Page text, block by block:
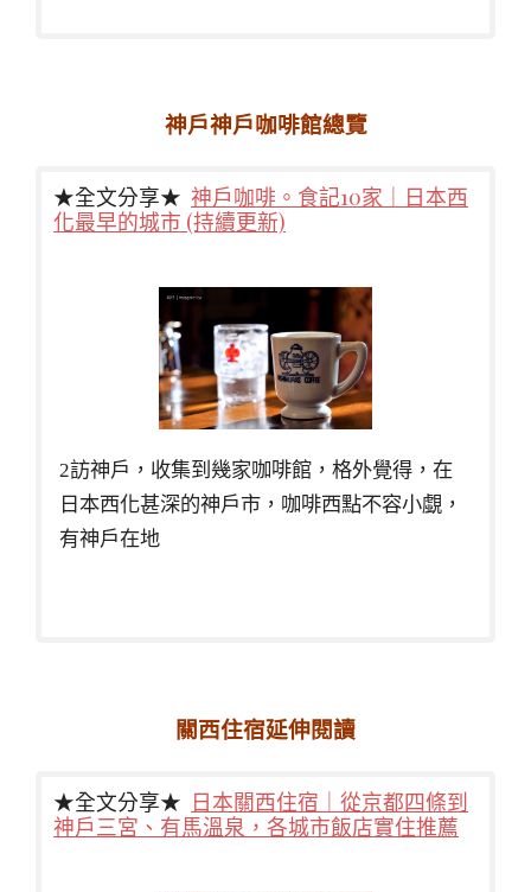
神戶神戶咖啡館總覽
★全文分享★ 神戶咖啡。食記10家｜日本西
化最早的城市 (持續更新)
2訪神戶，收集到幾家咖啡館，格外覺得，在
日本西化甚深的神戶市，咖啡西點不容小覷，
有神戶在地
關西住宿延伸閱讀
★全文分享★ 日本關西住宿｜從京都四條到
神戶三宮、有馬溫泉，各城市飯店實住推薦